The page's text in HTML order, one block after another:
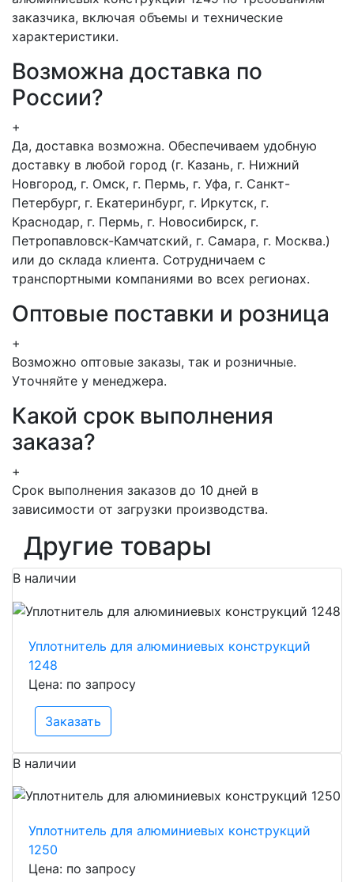
заказчика, включая объемы и технические
характеристики.
Возможна доставка по
России?
+
Да, доставка возможна. Обеспечиваем удобную
доставку в любой город (г. Казань, г. Нижний
Новгород, г. Омск, г. Пермь, г. Уфа, г. Санкт-
Петербург, г. Екатеринбург, г. Иркутск, г.
Краснодар, г. Пермь, г. Новосибирск, г.
Петропавловск-Камчатский, г. Самара, г. Москва.)
или до склада клиента. Сотрудничаем с
транспортными компаниями во всех регионах.
Оптовые поставки и розница
+
Возможно оптовые заказы, так и розничные.
Уточняйте у менеджера.
Какой срок выполнения
заказа?
+
Срок выполнения заказов до 10 дней в
зависимости от загрузки производства.
Другие товары
В наличии
Уплотнитель для алюминиевых конструкций
1248
Цена: по запросу
Заказать
В наличии
Уплотнитель для алюминиевых конструкций
1250
Цена: по запросу